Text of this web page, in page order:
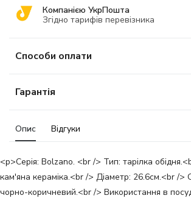
Компанією УкрПошта
Згідно тарифів перевізника
Способи оплати
Гарантія
Опис Відгуки
<p>Серія: Bolzano. <br /> Тип: тарілка
кам'яна кераміка.<br /> Діаметр: 26.6см.<br />
чорно-коричневий.<br /> Використання в